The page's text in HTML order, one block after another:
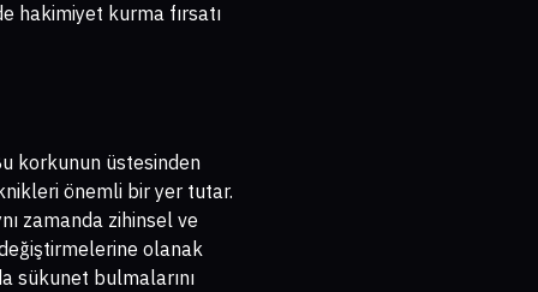
hakimiyet kurma fırsatı
korkunun üstesinden
önemli bir yer tutar.
zamanda zihinsel ve
olanak
sükunet bulmalarını